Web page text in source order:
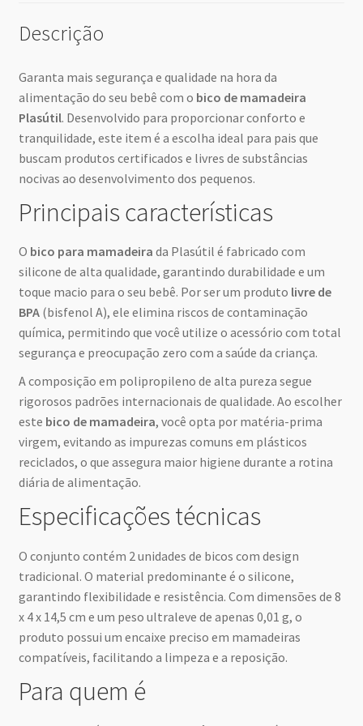
Descrição
Garanta mais segurança e qualidade na hora da
alimentação do seu bebê com o bico de mamadeira
Plasútil. Desenvolvido para proporcionar conforto e
tranquilidade, este item é a escolha ideal para pais que
buscam produtos certificados e livres de substâncias
nocivas ao desenvolvimento dos pequenos.
Principais características
O bico para mamadeira da Plasútil é fabricado com
silicone de alta qualidade, garantindo durabilidade e um
toque macio para o seu bebê. Por ser um produto livre de
BPA(bisfenol A), ele elimina riscos de contaminação
química, permitindo que você utilize o acessório com total
segurança e preocupação zero com a saúde da criança.
A composição em polipropileno de alta pureza segue
rigorosos padrões internacionais de qualidade. Ao escolher
este bico de mamadeira, você opta por matéria-prima
virgem, evitando as impurezas comuns em plásticos
reciclados, o que assegura maior higiene durante a rotina
diária de alimentação.
Especificações técnicas
O conjunto contém 2 unidades de bicos com design
tradicional. O material predominante é o silicone,
garantindo flexibilidade e resistência. Com dimensões de 8
x 4 x 14,5 cm e um peso ultraleve de apenas 0,01 g, o
produto possui um encaixe preciso em mamadeiras
compatíveis, facilitando a limpeza e a reposição.
Para quem é